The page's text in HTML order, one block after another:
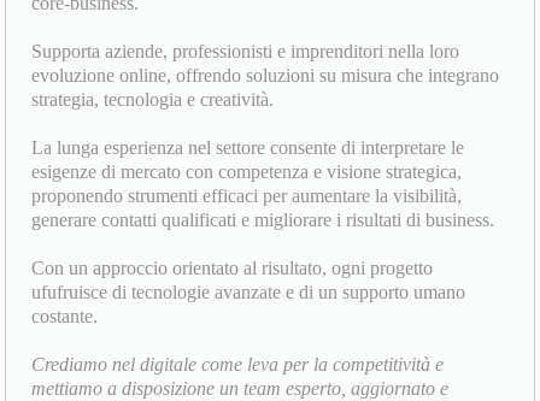
Supporta aziende, professionisti e imprenditori nella loro
evoluzione online, offrendo soluzioni su misura che integrano
strategia, tecnologia e creatività.
La lunga esperienza nel settore consente di interpretare le
esigenze di mercato con competenza e visione strategica,
proponendo strumenti efficaci per aumentare la visibilità,
generare contatti qualificati e migliorare i risultati di business.
Con un approccio orientato al risultato, ogni progetto
ufufruisce di tecnologie avanzate e di un supporto umano
costante.
Crediamo nel digitale come leva per la competitività e
mettiamo a disposizione un team esperto, aggiornato e